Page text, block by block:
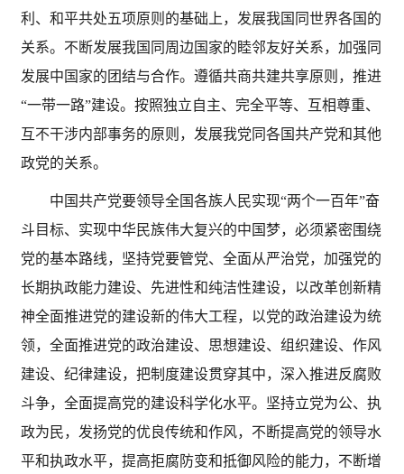
利、和平共处五项原则的基础上，发展我国同世界各国的
关系。不断发展我国同周边国家的睦邻友好关系，加强同
发展中国家的团结与合作。遵循共商共建共享原则，推进
“一带一路”建设。按照独立自主、完全平等、互相尊重、
互不干涉内部事务的原则，发展我党同各国共产党和其他
政党的关系。
中国共产党要领导全国各族人民实现“两个一百年”奋
斗目标、实现中华民族伟大复兴的中国梦，必须紧密围绕
党的基本路线，坚持党要管党、全面从严治党，加强党的
长期执政能力建设、先进性和纯洁性建设，以改革创新精
神全面推进党的建设新的伟大工程，以党的政治建设为统
领，全面推进党的政治建设、思想建设、组织建设、作风
建设、纪律建设，把制度建设贯穿其中，深入推进反腐败
斗争，全面提高党的建设科学化水平。坚持立党为公、执
政为民，发扬党的优良传统和作风，不断提高党的领导水
平和执政水平，提高拒腐防变和抵御风险的能力，不断增